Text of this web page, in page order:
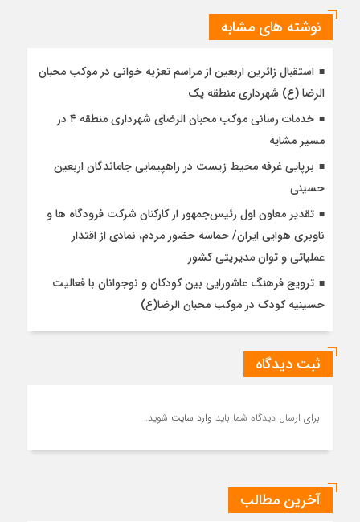
نوشته های مشابه
استقبال زائرین اربعین از مراسم تعزیه خوانی در موکب محبان
الرضا (ع) شهرداری منطقه یک
خدمات رسانی موکب محبان الرضای شهرداری منطقه ۴ در
مسیر مشایه
برپایی غرفه محیط زیست در راهپیمایی جاماندگان اربعین
حسینی
تقدیر معاون اول رئیس‌جمهور از کارکنان شرکت فرودگاه ها و
ناوبری هوایی ایران/ حماسه حضور مردم، نمادی از اقتدار
عملیاتی و توان مدیریتی کشور
ترویج فرهنگ عاشورایی بین کودکان و نوجوانان با فعالیت
حسینیه کودک در موکب محبان الرضا(ع)
ثبت دیدگاه
برای ارسال دیدگاه شما باید وارد سایت شوید.
آخرین مطالب